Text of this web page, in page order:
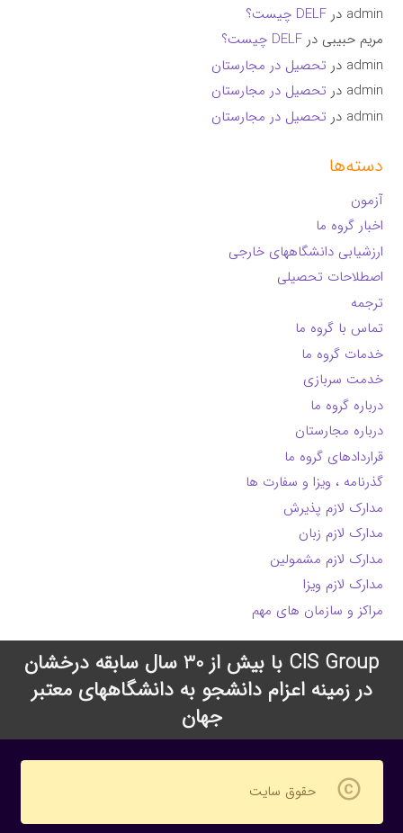
admin درDELF چیست؟
مریم حبیبی درDELF چیست؟
admin در تحصیل در مجارستان
admin در تحصیل در مجارستان
admin در تحصیل در مجارستان
دسته‌ها
آزمون
اخبار گروه ما
ارزشیابی دانشگاههای خارجی
اصطلاحات تحصیلی
ترجمه
تماس با گروه ما
خدمات گروه ما
خدمت سربازی
درباره گروه ما
درباره مجارستان
قراردادهای گروه ما
گذرنامه ، ویزا و سفارت ها
مدارک لازم پذیرش
مدارک لازم زبان
مدارک لازم مشمولین
مدارک لازم ویزا
مراکز و سازمان های مهم
CIS Group با بیش از 30 سال سابقه درخشان
در زمینه اعزام دانشجو به دانشگاههای معتبر
جهان
copyright حقوق سایت